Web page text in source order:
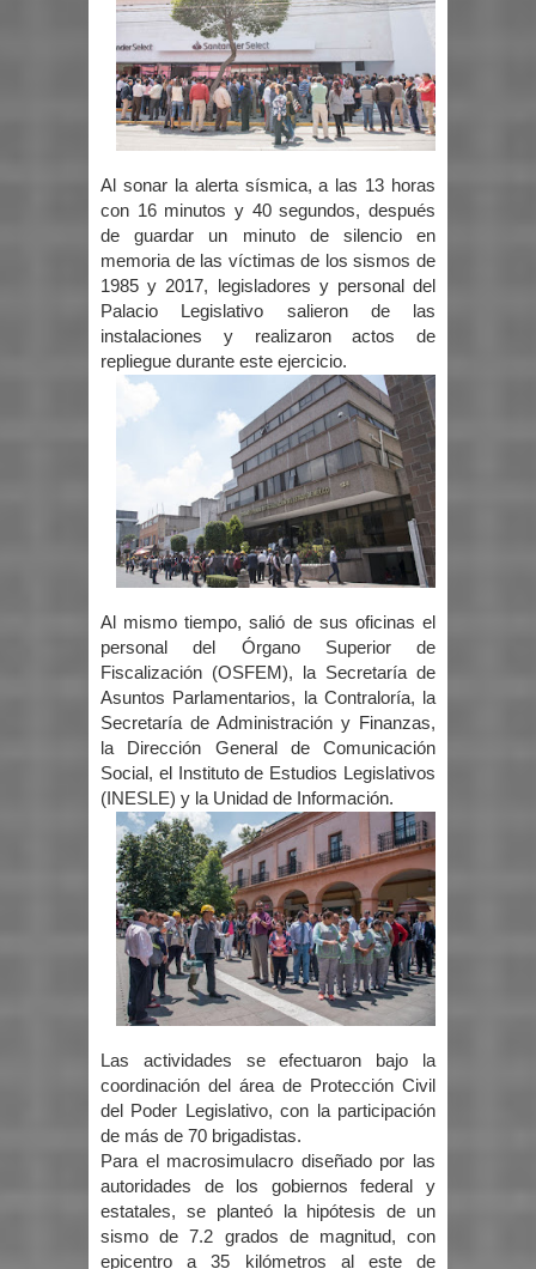
Al sonar la alerta sísmica, a las 13 horas
con 16 minutos y 40 segundos, después
de guardar un minuto de silencio en
memoria de las víctimas de los sismos de
1985 y 2017, legisladores y personal del
Palacio Legislativo salieron de las
instalaciones y realizaron actos de
repliegue durante este ejercicio.
Al mismo tiempo, salió de sus oficinas el
personal del Órgano Superior de
Fiscalización (OSFEM), la Secretaría de
Asuntos Parlamentarios, la Contraloría, la
Secretaría de Administración y Finanzas,
la Dirección General de Comunicación
Social, el Instituto de Estudios Legislativos
(INESLE) y la Unidad de Información.
Las actividades se efectuaron bajo la
coordinación del área de Protección Civil
del Poder Legislativo, con la participación
de más de 70 brigadistas.
Para el macrosimulacro diseñado por las
autoridades de los gobiernos federal y
estatales, se planteó la hipótesis de un
sismo de 7.2 grados de magnitud, con
epicentro a 35 kilómetros al este de